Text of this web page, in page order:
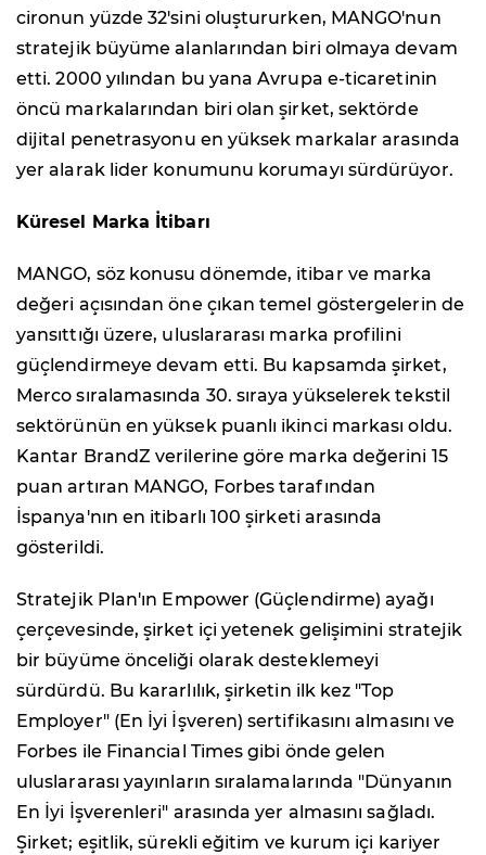
cironun yüzde 32'sini oluştururken, MANGO'nun
stratejik büyüme alanlarından biri olmaya devam
etti. 2000 yılından bu yana Avrupa e-ticaretinin
öncü markalarından biri olan şirket, sektörde
dijital penetrasyonu en yüksek markalar arasında
yer alarak lider konumunu korumayı sürdürüyor.
Küresel Marka İtibarı
MANGO, söz konusu dönemde, itibar ve marka
değeri açısından öne çıkan temel göstergelerin de
yansıttığı üzere, uluslararası marka profilini
güçlendirmeye devam etti. Bu kapsamda şirket,
Merco sıralamasında 30. sıraya yükselerek tekstil
sektörünün en yüksek puanlı ikinci markası oldu.
Kantar BrandZ verilerine göre marka değerini 15
puan artıran MANGO, Forbes tarafından
İspanya'nın en itibarlı 100 şirketi arasında
gösterildi.
Stratejik Plan'ın Empower (Güçlendirme) ayağı
çerçevesinde, şirket içi yetenek gelişimini stratejik
bir büyüme önceliği olarak desteklemeyi
sürdürdü. Bu kararlılık, şirketin ilk kez "Top
Employer" (En İyi İşveren) sertifikasını almasını ve
Forbes ile Financial Times gibi önde gelen
uluslararası yayınların sıralamalarında "Dünyanın
En İyi İşverenleri" arasında yer almasını sağladı.
Şirket; eşitlik, sürekli eğitim ve kurum içi kariyer